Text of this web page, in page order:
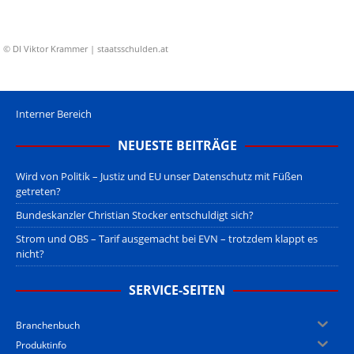
© DI Viktor Krammer | staatsschulden.at
Interner Bereich
NEUESTE BEITRÄGE
Wird von Politik – Justiz und EU unser Datenschutz mit Füßen
getreten?
Bundeskanzler Christian Stocker entschuldigt sich?
Strom und OBS – Tarif ausgemacht bei EVN – trotzdem klappt es
nicht?
SERVICE-SEITEN
Branchenbuch
Produktinfo